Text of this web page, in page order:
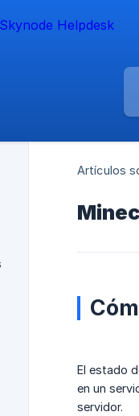
Artículos
El estado
en un
servidor.